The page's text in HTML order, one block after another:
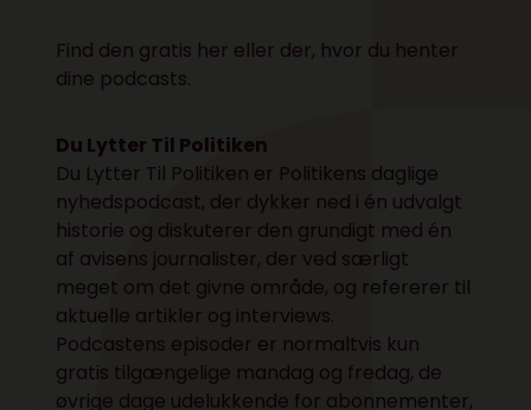
Find den gratis her eller der, hvor du henter
dine podcasts.
Du Lytter Til Politiken
Du Lytter Til Politiken er Politikens daglige
nyhedspodcast, der dykker ned i én udvalgt
historie og diskuterer den grundigt med én
af avisens journalister, der ved særligt
meget om det givne område, og refererer til
aktuelle artikler og interviews.
Podcastens episoder er normaltvis kun
gratis tilgængelige mandag og fredag, de
øvrige dage udelukkende for abonnementer,